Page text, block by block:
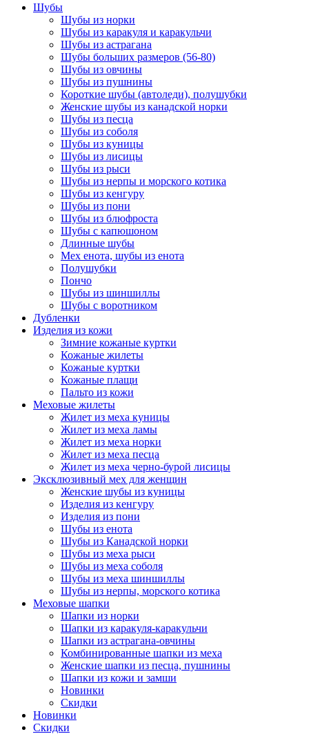
Шубы
Шубы из норки
Шубы из каракуля и каракульчи
Шубы из астрагана
Шубы больших размеров (56-80)
Шубы из овчины
Шубы из пушнины
Короткие шубы (автоледи), полушубки
Женские шубы из канадской норки
Шубы из песца
Шубы из соболя
Шубы из куницы
Шубы из лисицы
Шубы из рыси
Шубы из нерпы и морского котика
Шубы из кенгуру
Шубы из пони
Шубы из блюфроста
Шубы с капюшоном
Длинные шубы
Мех енота, шубы из енота
Полушубки
Пончо
Шубы из шиншиллы
Шубы с воротником
Дубленки
Изделия из кожи
Зимние кожаные куртки
Кожаные жилеты
Кожаные куртки
Кожаные плащи
Пальто из кожи
Меховые жилеты
Жилет из меха куницы
Жилет из меха ламы
Жилет из меха норки
Жилет из меха песца
Жилет из меха черно-бурой лисицы
Эксклюзивный мех для женщин
Женские шубы из куницы
Изделия из кенгуру
Изделия из пони
Шубы из енота
Шубы из Канадской норки
Шубы из меха рыси
Шубы из меха соболя
Шубы из меха шиншиллы
Шубы из нерпы, морского котика
Меховые шапки
Шапки из норки
Шапки из каракуля-каракульчи
Шапки из астрагана-овчины
Комбинированные шапки из меха
Женские шапки из песца, пушнины
Шапки из кожи и замши
Новинки
Скидки
Новинки
Скидки